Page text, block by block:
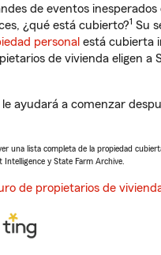
de eventos
¿qué está cubierto?1 Su
personal está cubierta
de vivienda eligen
ayudará a comenzar
una lista completa de la propiedad
y State Farm Archive.
de propietarios de